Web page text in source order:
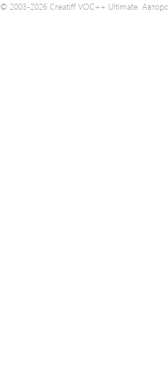
© 2003-2026 Creatiff VOC++ Ultimate.